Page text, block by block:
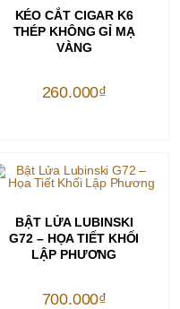
THÊM VÀO GIỎ HÀNG
KÉO CẮT CIGAR K6
THÉP KHÔNG GỈ MẠ
VÀNG
260.000₫
THÊM VÀO GIỎ HÀNG
BẬT LỬA LUBINSKI
G72 – HỌA TIẾT KHỐI
LẬP PHƯƠNG
700.000₫